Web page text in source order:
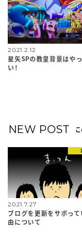
2021.2.12
星矢SPの教皇背景はや
い！
NEW POST
2021.7.27
ブログを更新をサボって
由について